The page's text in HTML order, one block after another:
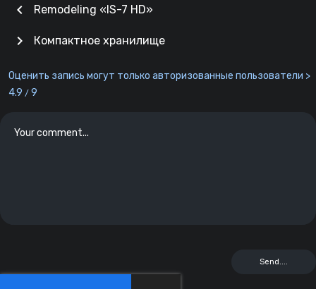
chevron_left Remodeling «IS-7 HD»
Компактное хранилище
chevron_right
Оценить запись могут только авторизованные пользователи >
4.9 / 9